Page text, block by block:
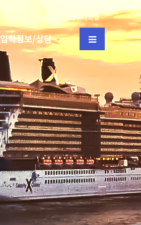
대경대학교
Home
입학정보/상담